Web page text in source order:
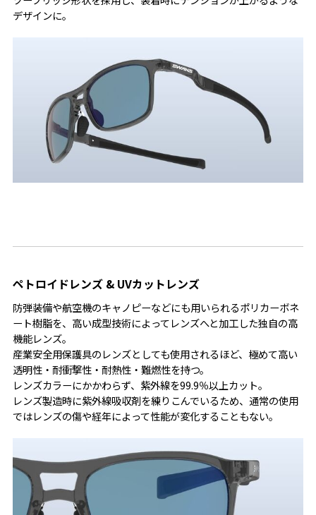
デザインに。
ペトロイドレンズ & UVカットレンズ
防弾装備や航空機のキャノピーなどにも用いられるポリカーボネ
ート樹脂を、高い成型技術によってレンズへと加工した独自の高
機能レンズ。
産業安全用保護具のレンズとしても使用されるほど、極めて高い
透明性・耐衝撃性・耐熱性・難燃性を持つ。
レンズカラーにかかわらず、紫外線を99.9％以上カット。
レンズ製造時に紫外線吸収剤を練りこんでいるため、通常の使用
ではレンズの傷や経年によって性能が変化することもない。